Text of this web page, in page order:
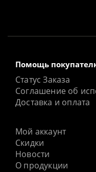
Помощь
Статус Заказа
Соглашение об
Доставка и оплата
Мой аккаунт
Скидки
Новости
О продукции